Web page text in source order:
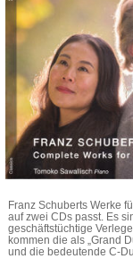
Franz Schuberts Werke
auf zwei CDs passt. Es
geschäftstüchtige
kommen die als „Grand
und die bedeutende C-